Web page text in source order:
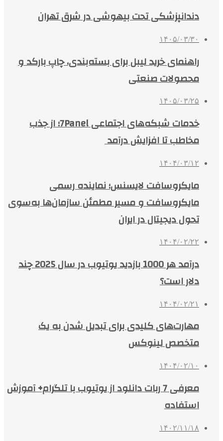
دندانپزشکی تحت بیهوشی در شرق تهران
۱۴۰۵/۰۳/۳۰
راهنمای خرید لیبل برای بسته‌بندی، چاپ بارکد و
محصولات صنعتی
۱۴۰۵/۰۳/۲۵
خدمات شبکه‌های اجتماعی 7Panel؛ از جذب
مخاطب تا افزایش درآمد
۱۴۰۴/۰۳/۱۲
مایکروسافت لایسنس؛ نماینده رسمی
مایکروسافت و مسیر مطمئن سازمان‌ها به‌سوی
تحول دیجیتال در ایران
۱۴۰۴/۰۲/۲۲
درآمد هر 1000 بازدید یوتیوب در سال 2025 چند
دلار است؟
۱۴۰۴/۰۲/۲۱
مهارت‌های کلیدی برای تبدیل شدن به یک
متخصص لینوکس
۱۴۰۴/۰۲/۱۰
معرفی 7 ربات دانلود از یوتیوب با تلگرام+ آموزش
استفاده
۱۴۰۲/۱۱/۱۸